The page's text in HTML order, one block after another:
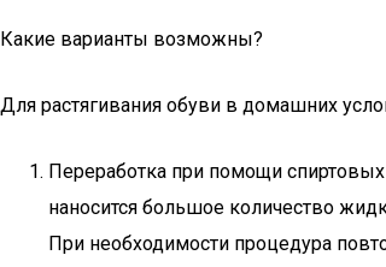
Какие варианты возможны?
Для растягивания обуви в домашних
Переработка при помощи
наносится большое количество
При необходимости процедура